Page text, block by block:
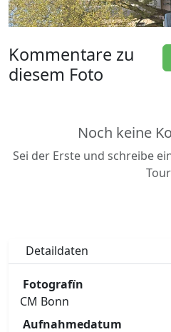
Kommentare zu
diesem Foto
Noch keine
Sei der Erste und schreibe
Detaildaten
Fotografïn
CM Bonn
Aufnahmedatum